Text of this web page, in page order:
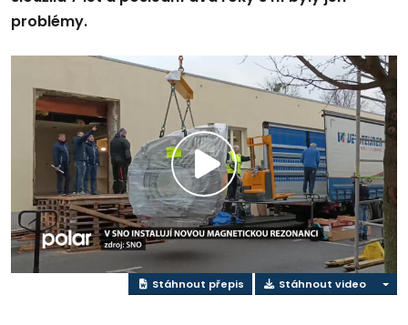
problémy.
Přehrát
video
Stáhnout přepis Stáhnout video